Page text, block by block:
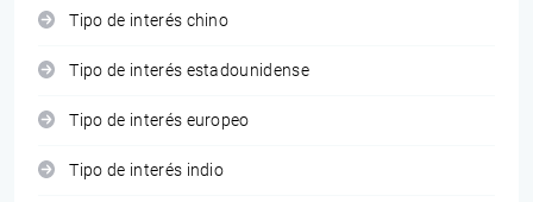
Tipo de interés chino
Tipo de interés estadounidense
Tipo de interés europeo
Tipo de interés indio